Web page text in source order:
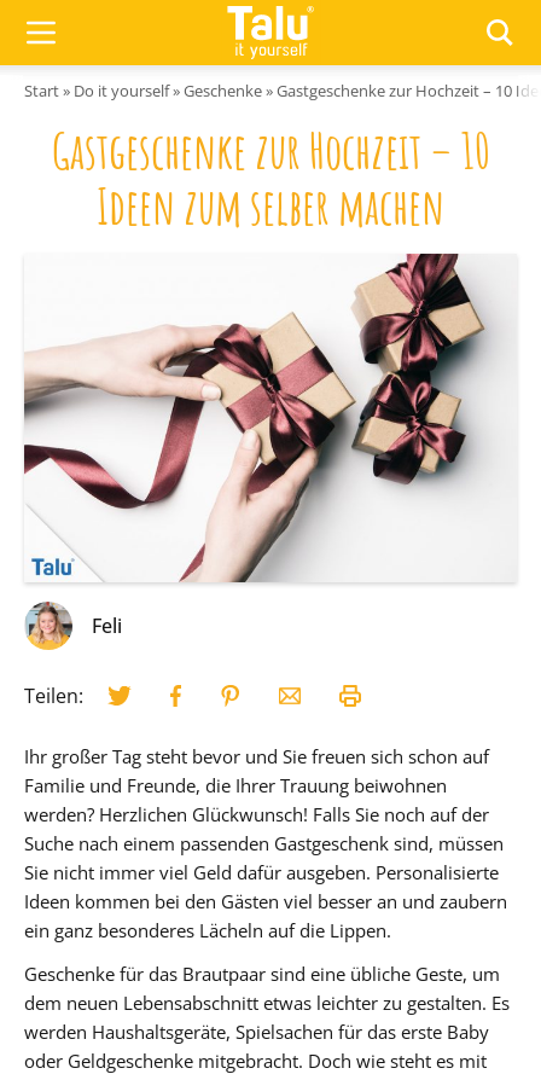
Start» Do it yourself»Geschenke»Gastgeschenke zur Hochzeit – 10
Gastgeschenke zur Hochzeit – 10
Ideen zum selber machen
Feli
Teilen:
Ihr großer Tag steht bevor und Sie freuen sich schon auf
Familie und Freunde, die Ihrer Trauung beiwohnen
werden? Herzlichen Glückwunsch! Falls Sie noch auf der
Suche nach einem passenden Gastgeschenk sind, müssen
Sie nicht immer viel Geld dafür ausgeben. Personalisierte
Ideen kommen bei den Gästen viel besser an und zaubern
ein ganz besonderes Lächeln auf die Lippen.
Geschenke für das Brautpaar sind eine übliche Geste, um
dem neuen Lebensabschnitt etwas leichter zu gestalten. Es
werden Haushaltsgeräte, Spielsachen für das erste Baby
oder Geldgeschenke mitgebracht. Doch wie steht es mit